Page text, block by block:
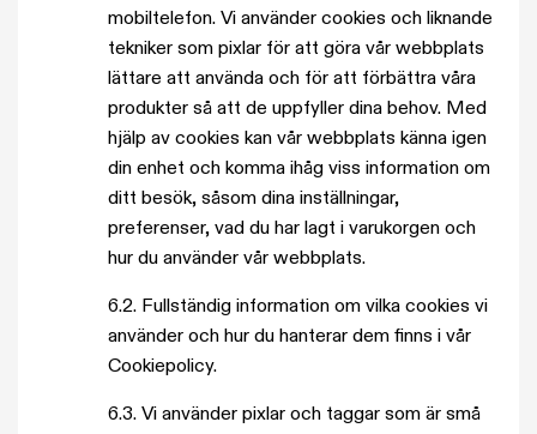
mobiltelefon. Vi använder cookies och liknande
tekniker som pixlar för att göra vår webbplats
lättare att använda och för att förbättra våra
produkter så att de uppfyller dina behov. Med
hjälp av cookies kan vår webbplats känna igen
din enhet och komma ihåg viss information om
ditt besök, såsom dina inställningar,
preferenser, vad du har lagt i varukorgen och
hur du använder vår webbplats.
6.2. Fullständig information om vilka cookies vi
använder och hur du hanterar dem finns i vår
Cookiepolicy.
6.3. Vi använder pixlar och taggar som är små